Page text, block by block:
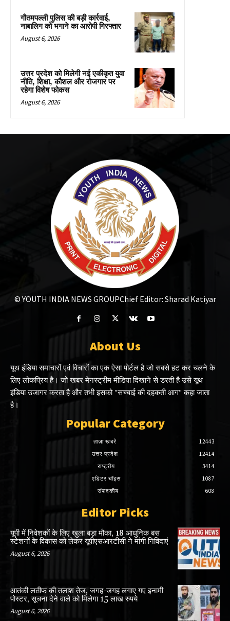
गौतमपल्ली पुलिस की बड़ी कार्रवाई,
नाबालिग को भगाने का आरोपी गिरफ्तार
August 6, 2026
उत्तर प्रदेश को मिलेगी नई एकीकृत युवा
नीति, शिक्षा, कौशल और रोजगार पर
रहेगा विशेष फोकस
August 6, 2026
© YOUTH INDIA NEWS GROUPChief Editor: Sharad Katiyar
About Us
यूथ इंडिया समाचारों एवं विचारों का एक ऐसा पोर्टल है जो सबसे हट कर चलने के
लिए लोकप्रिय है। जो खबर मेनस्ट्रीम मीडिया दिखाने से डरती है उसे यूथ
इंडिया उजागर करता है और तभी इसको "सच्चाई की दहकती आग" कहा जाता
है।
Popular Category
ताज़ा खबरें
12443
उत्तर प्रदेश
12414
राष्ट्रीय
3414
एडिटर चॉइस
1087
संपादकीय
608
Editor Picks
यूपी में निवेशकों के लिए खुला बड़ा मौका, 18 आधुनिक बस
स्टेशनों के विकास को लेकर यूपीएसआरटीसी ने मांगी निविदाएं
August 6, 2026
आतंकी लतीफ की तलाश तेज, जगह-जगह लगाए गए इनामी
पोस्‍टर, सूचना देने वाले को मिलेगा 15 लाख रुपये
August 6, 2026